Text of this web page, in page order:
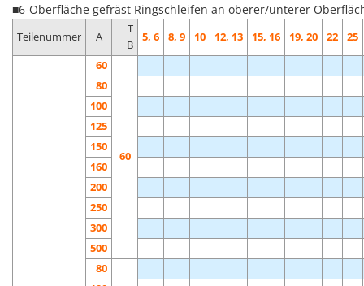
■6-Oberfläche gefräst Ringschleifen an oberer/unterer
Teilenummer A
T
B
5, 6 8, 9 10 12, 13 15, 16 19, 20 22 25
60
60
80
100
125
150
160
200
250
300
500
80